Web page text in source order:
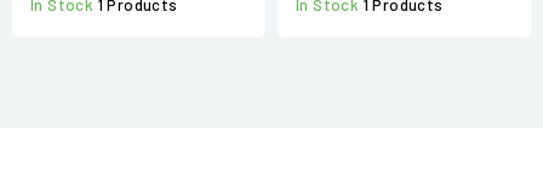
In Stock 1 Products In Stock 1 Products